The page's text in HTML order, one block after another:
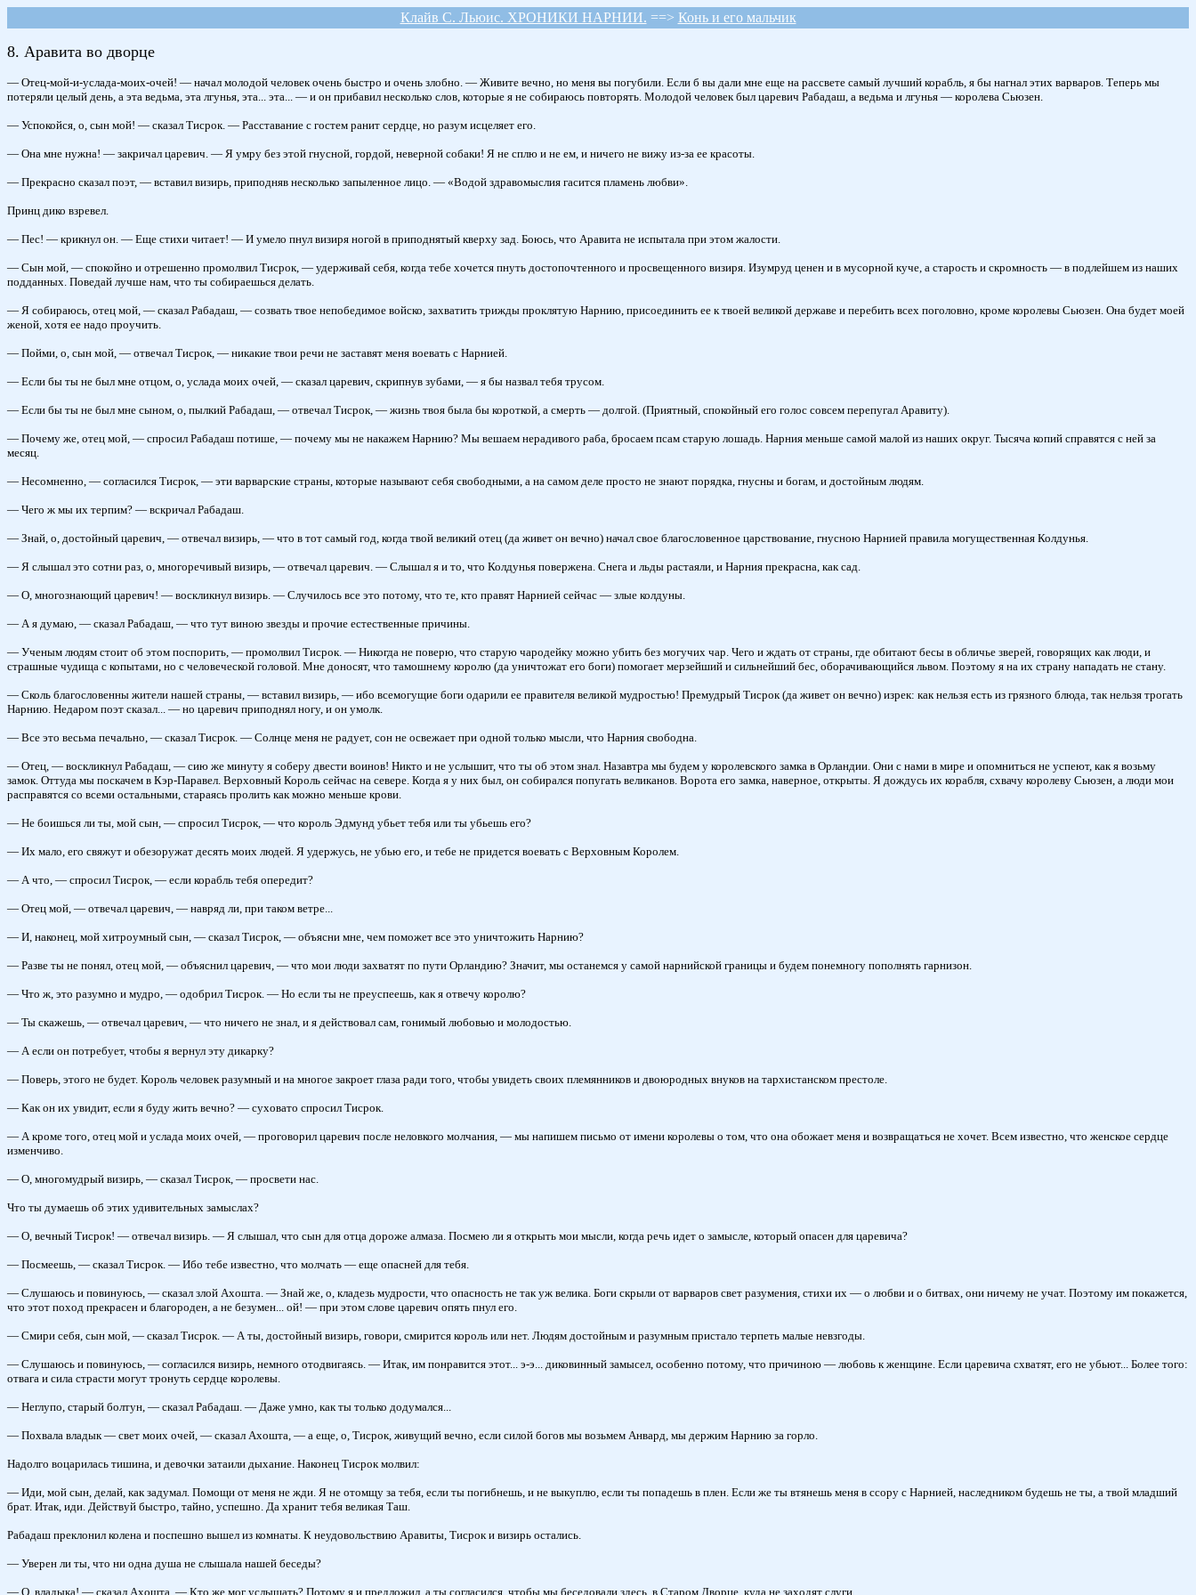
Клайв С. Льюис. ХРОНИКИ НАРНИИ. ==> Конь и его мальчик
8. Аравита во дворце
— Отец-мой-и-услада-моих-очей! — начал молодой человек очень быстро и очень злобно. — Живите вечно, но меня вы погубили. Если б вы дали мне еще на рассвете самый лучший корабль, я бы нагнал этих варваров. Теперь мы
потеряли целый день, а эта ведьма, эта лгунья, эта... эта... — и он прибавил несколько слов, которые я не собираюсь повторять. Молодой человек был царевич Рабадаш, а ведьма и лгунья — королева Сьюзен.
— Успокойся, о, сын мой! — сказал Тисрок. — Расставание с гостем ранит сердце, но разум исцеляет его.
— Она мне нужна! — закричал царевич. — Я умру без этой гнусной, гордой, неверной собаки! Я не сплю и не ем, и ничего не вижу из-за ее красоты.
— Прекрасно сказал поэт, — вставил визирь, приподняв несколько запыленное лицо. — «Водой здравомыслия гасится пламень любви».
Принц дико взревел.
— Пес! — крикнул он. — Еще стихи читает! — И умело пнул визиря ногой в приподнятый кверху зад. Боюсь, что Аравита не испытала при этом жалости.
— Сын мой, — спокойно и отрешенно промолвил Тисрок, — удерживай себя, когда тебе хочется пнуть достопочтенного и просвещенного визиря. Изумруд ценен и в мусорной куче, а старость и скромность — в подлейшем из наших
подданных. Поведай лучше нам, что ты собираешься делать.
— Я собираюсь, отец мой, — сказал Рабадаш, — созвать твое непобедимое войско, захватить трижды проклятую Нарнию, присоединить ее к твоей великой державе и перебить всех поголовно, кроме королевы Сьюзен. Она будет моей
женой, хотя ее надо проучить.
— Пойми, о, сын мой, — отвечал Тисрок, — никакие твои речи не заставят меня воевать с Нарнией.
— Если бы ты не был мне отцом, о, услада моих очей, — сказал царевич, скрипнув зубами, — я бы назвал тебя трусом.
— Если бы ты не был мне сыном, о, пылкий Рабадаш, — отвечал Тисрок, — жизнь твоя была бы короткой, а смерть — долгой. (Приятный, спокойный его голос совсем перепугал Аравиту).
— Почему же, отец мой, — спросил Рабадаш потише, — почему мы не накажем Нарнию? Мы вешаем нерадивого раба, бросаем псам старую лошадь. Нарния меньше самой малой из наших округ. Тысяча копий справятся с ней за
месяц.
— Несомненно, — согласился Тисрок, — эти варварские страны, которые называют себя свободными, а на самом деле просто не знают порядка, гнусны и богам, и достойным людям.
— Чего ж мы их терпим? — вскричал Рабадаш.
— Знай, о, достойный царевич, — отвечал визирь, — что в тот самый год, когда твой великий отец (да живет он вечно) начал свое благословенное царствование, гнусною Нарнией правила могущественная Колдунья.
— Я слышал это сотни раз, о, многоречивый визирь, — отвечал царевич. — Слышал я и то, что Колдунья повержена. Снега и льды растаяли, и Нарния прекрасна, как сад.
— О, многознающий царевич! — воскликнул визирь. — Случилось все это потому, что те, кто правят Нарнией сейчас — злые колдуны.
— А я думаю, — сказал Рабадаш, — что тут виною звезды и прочие естественные причины.
— Ученым людям стоит об этом поспорить, — промолвил Тисрок. — Никогда не поверю, что старую чародейку можно убить без могучих чар. Чего и ждать от страны, где обитают бесы в обличье зверей, говорящих как люди, и
страшные чудища с копытами, но с человеческой головой. Мне доносят, что тамошнему королю (да уничтожат его боги) помогает мерзейший и сильнейший бес, оборачивающийся львом. Поэтому я на их страну нападать не стану.
— Сколь благословенны жители нашей страны, — вставил визирь, — ибо всемогущие боги одарили ее правителя великой мудростью! Премудрый Тисрок (да живет он вечно) изрек: как нельзя есть из грязного блюда, так нельзя трогать
Нарнию. Недаром поэт сказал... — но царевич приподнял ногу, и он умолк.
— Все это весьма печально, — сказал Тисрок. — Солнце меня не радует, сон не освежает при одной только мысли, что Нарния свободна.
— Отец, — воскликнул Рабадаш, — сию же минуту я соберу двести воинов! Никто и не услышит, что ты об этом знал. Назавтра мы будем у королевского замка в Орландии. Они с нами в мире и опомниться не успеют, как я возьму
замок. Оттуда мы поскачем в Кэр-Паравел. Верховный Король сейчас на севере. Когда я у них был, он собирался попугать великанов. Ворота его замка, наверное, открыты. Я дождусь их корабля, схвачу королеву Сьюзен, а люди мои
расправятся со всеми остальными, стараясь пролить как можно меньше крови.
— Не боишься ли ты, мой сын, — спросил Тисрок, — что король Эдмунд убьет тебя или ты убьешь его?
— Их мало, его свяжут и обезоружат десять моих людей. Я удержусь, не убью его, и тебе не придется воевать с Верховным Королем.
— А что, — спросил Тисрок, — если корабль тебя опередит?
— Отец мой, — отвечал царевич, — навряд ли, при таком ветре...
— И, наконец, мой хитроумный сын, — сказал Тисрок, — объясни мне, чем поможет все это уничтожить Нарнию?
— Разве ты не понял, отец мой, — объяснил царевич, — что мои люди захватят по пути Орландию? Значит, мы останемся у самой нарнийской границы и будем понемногу пополнять гарнизон.
— Что ж, это разумно и мудро, — одобрил Тисрок. — Но если ты не преуспеешь, как я отвечу королю?
— Ты скажешь, — отвечал царевич, — что ничего не знал, и я действовал сам, гонимый любовью и молодостью.
— А если он потребует, чтобы я вернул эту дикарку?
— Поверь, этого не будет. Король человек разумный и на многое закроет глаза ради того, чтобы увидеть своих племянников и двоюродных внуков на тархистанском престоле.
— Как он их увидит, если я буду жить вечно? — суховато спросил Тисрок.
— А кроме того, отец мой и услада моих очей, — проговорил царевич после неловкого молчания, — мы напишем письмо от имени королевы о том, что она обожает меня и возвращаться не хочет. Всем известно, что женское сердце
изменчиво.
— О, многомудрый визирь, — сказал Тисрок, — просвети нас.
Что ты думаешь об этих удивительных замыслах?
— О, вечный Тисрок! — отвечал визирь. — Я слышал, что сын для отца дороже алмаза. Посмею ли я открыть мои мысли, когда речь идет о замысле, который опасен для царевича?
— Посмеешь, — сказал Тисрок. — Ибо тебе известно, что молчать — еще опасней для тебя.
— Слушаюсь и повинуюсь, — сказал злой Ахошта. — Знай же, о, кладезь мудрости, что опасность не так уж велика. Боги скрыли от варваров свет разумения, стихи их — о любви и о битвах, они ничему не учат. Поэтому им покажется,
что этот поход прекрасен и благороден, а не безумен... ой! — при этом слове царевич опять пнул его.
— Смири себя, сын мой, — сказал Тисрок. — А ты, достойный визирь, говори, смирится король или нет. Людям достойным и разумным пристало терпеть малые невзгоды.
— Слушаюсь и повинуюсь, — согласился визирь, немного отодвигаясь. — Итак, им понравится этот... э-э... диковинный замысел, особенно потому, что причиною — любовь к женщине. Если царевича схватят, его не убьют... Более того:
отвага и сила страсти могут тронуть сердце королевы.
— Неглупо, старый болтун, — сказал Рабадаш. — Даже умно, как ты только додумался...
— Похвала владык — свет моих очей, — сказал Ахошта, — а еще, о, Тисрок, живущий вечно, если силой богов мы возьмем Анвард, мы держим Нарнию за горло.
Надолго воцарилась тишина, и девочки затаили дыхание. Наконец Тисрок молвил:
— Иди, мой сын, делай, как задумал. Помощи от меня не жди. Я не отомщу за тебя, если ты погибнешь, и не выкуплю, если ты попадешь в плен. Если же ты втянешь меня в ссору с Нарнией, наследником будешь не ты, а твой младший
брат. Итак, иди. Действуй быстро, тайно, успешно. Да хранит тебя великая Таш.
Рабадаш преклонил колена и поспешно вышел из комнаты. К неудовольствию Аравиты, Тисрок и визирь остались.
— Уверен ли ты, что ни одна душа не слышала нашей беседы?
— О, владыка! — сказал Ахошта. — Кто же мог услышать? Потому я и предложил, а ты согласился, чтобы мы беседовали здесь, в Старом Дворце, куда не заходят слуги.